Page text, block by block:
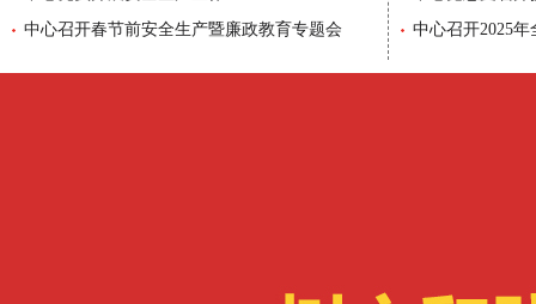
02-13
中心召开春节前安全生产暨廉政教育专题会
中心召开2025